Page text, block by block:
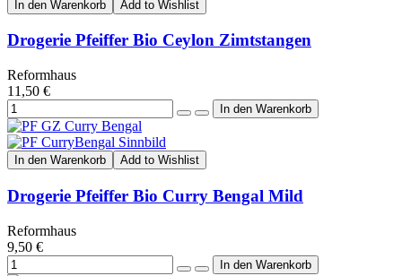
In den Warenkorb Add to Wishlist
Drogerie Pfeiffer Bio Ceylon Zimtstangen
Reformhaus
11,50 €
In den Warenkorb Add to Wishlist
Drogerie Pfeiffer Bio Curry Bengal Mild
Reformhaus
9,50 €